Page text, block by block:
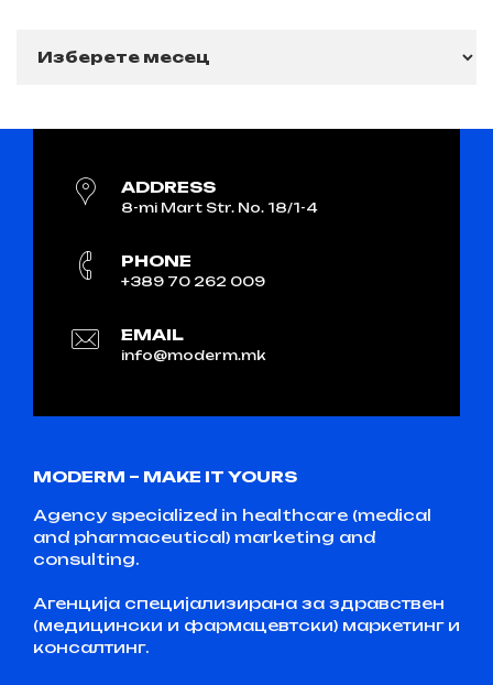
ADDRESS
8-mi Mart Str. No. 18/1-4
PHONE
+389 70 262 009
EMAIL
info@moderm.mk
MODERM – MAKE IT YOURS
Agency specialized in healthcare (medical
and pharmaceutical) marketing and
consulting.
Агенција специјализирана за здравствен
(медицински и фармацевтски) маркетинг и
консалтинг.